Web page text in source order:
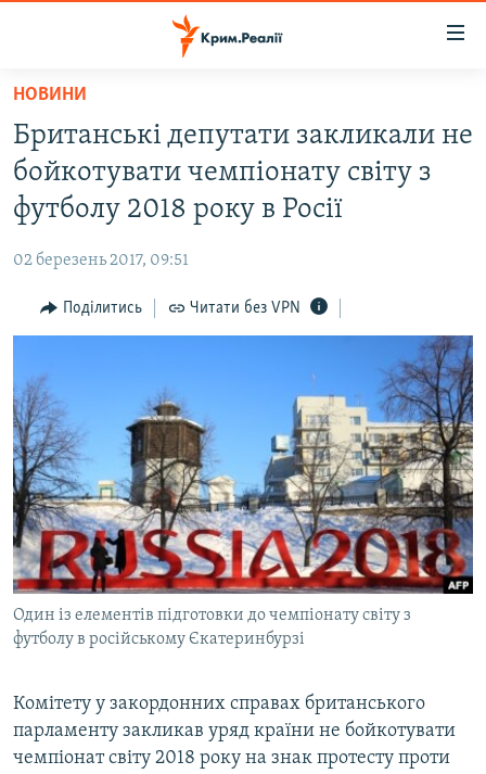
Перейти
основного
матеріалу
Перейти
до
основної
навігації
Перейти
до
ВОДА.КРИМ
ВІДЕО ТА ФОТО
БЛОГИ
ПОГЛЯД
ВСЕ ЗА ДЕНЬ
СПЕЦПРОЕКТИ
ДЕПОРТАЦІЯ
ВІДЕОУРОКИ «ELIFBE»
СВІДЧЕННЯ ОКУПАЦІЇ
УКРАЇНСЬКА ПРОБЛЕМА КРИМУ
ІНФОГРАФІКА
ЯК ОБІЙТИ БЛОКУВАННЯ
Русский
Qırımtatar
ДОЛУЧАЙСЯ!
Усі сайти RFE/RL
НОВИНИ
Британські депутати закликали не
бойкотувати чемпіонату світу з
футболу 2018 року в Росії
02 березень 2017, 09:51
Поділитись Читати без VPN
Один із елементів підготовки до чемпіонату світу з
футболу в російському Єкатеринбурзі
Комітету у закордонних справах британського
парламенту закликав уряд країни не бойкотувати
чемпіонат світу 2018 року на знак протесту проти